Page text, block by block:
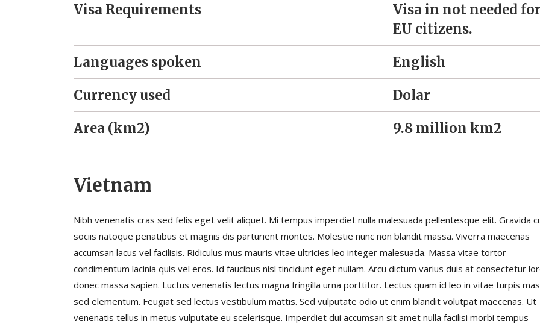
Visa Requirements
Visa in not needed for
EU citizens.
Languages spoken
English
Currency used
Dolar
Area (km2)
9.8 million km2
Vietnam
Nibh venenatis cras sed felis eget velit aliquet. Mi tempus imperdiet nulla malesuada pellentesque elit. Gravida
sociis natoque penatibus et magnis dis parturient montes. Molestie nunc non blandit massa. Viverra maecenas
accumsan lacus vel facilisis. Ridiculus mus mauris vitae ultricies leo integer malesuada. Massa vitae tortor
condimentum lacinia quis vel eros. Id faucibus nisl tincidunt eget nullam. Arcu dictum varius duis at consectetur
donec massa sapien. Luctus venenatis lectus magna fringilla urna porttitor. Lectus quam id leo in vitae turpis
sed elementum. Feugiat sed lectus vestibulum mattis. Sed vulputate odio ut enim blandit volutpat maecenas. Ut
venenatis tellus in metus vulputate eu scelerisque. Imperdiet dui accumsan sit amet nulla facilisi morbi tempus